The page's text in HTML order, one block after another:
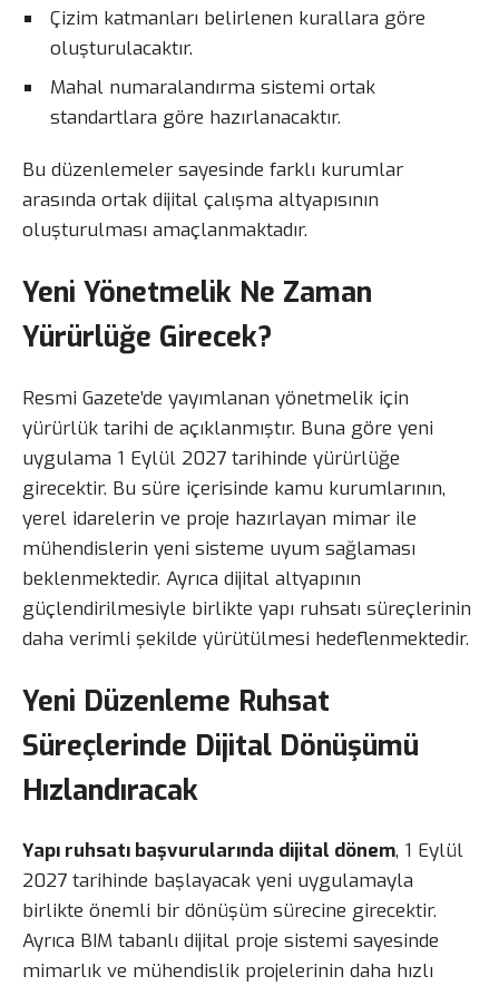
Çizim katmanları belirlenen kurallara göre
oluşturulacaktır.
Mahal numaralandırma sistemi ortak
standartlara göre hazırlanacaktır.
Bu düzenlemeler sayesinde farklı kurumlar
arasında ortak dijital çalışma altyapısının
oluşturulması amaçlanmaktadır.
Yeni Yönetmelik Ne Zaman
Yürürlüğe Girecek?
Resmi Gazete’de yayımlanan yönetmelik için
yürürlük tarihi de açıklanmıştır. Buna göre yeni
uygulama 1 Eylül 2027 tarihinde yürürlüğe
girecektir. Bu süre içerisinde kamu kurumlarının,
yerel idarelerin ve proje hazırlayan mimar ile
mühendislerin yeni sisteme uyum sağlaması
beklenmektedir. Ayrıca dijital altyapının
güçlendirilmesiyle birlikte yapı ruhsatı süreçlerinin
daha verimli şekilde yürütülmesi hedeflenmektedir.
Yeni Düzenleme Ruhsat
Süreçlerinde Dijital Dönüşümü
Hızlandıracak
Yapı ruhsatı başvurularında dijital dönem, 1 Eylül
2027 tarihinde başlayacak yeni uygulamayla
birlikte önemli bir dönüşüm sürecine girecektir.
Ayrıca BIM tabanlı dijital proje sistemi sayesinde
mimarlık ve mühendislik projelerinin daha hızlı